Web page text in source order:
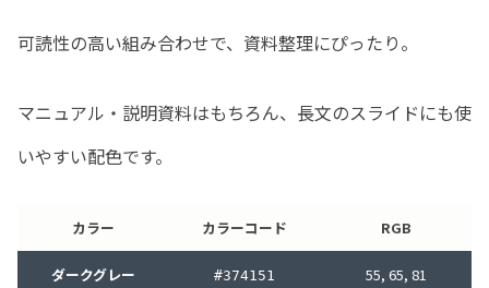
可読性の高い組み合わせで、資料整理にぴったり。
マニュアル・説明資料はもちろん、長文のスライドにも使
いやすい配色です。
カラー カラーコード RGB
ダークグレー #374151 55, 65, 81